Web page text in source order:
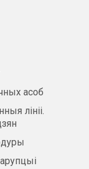
асоб
лініі.